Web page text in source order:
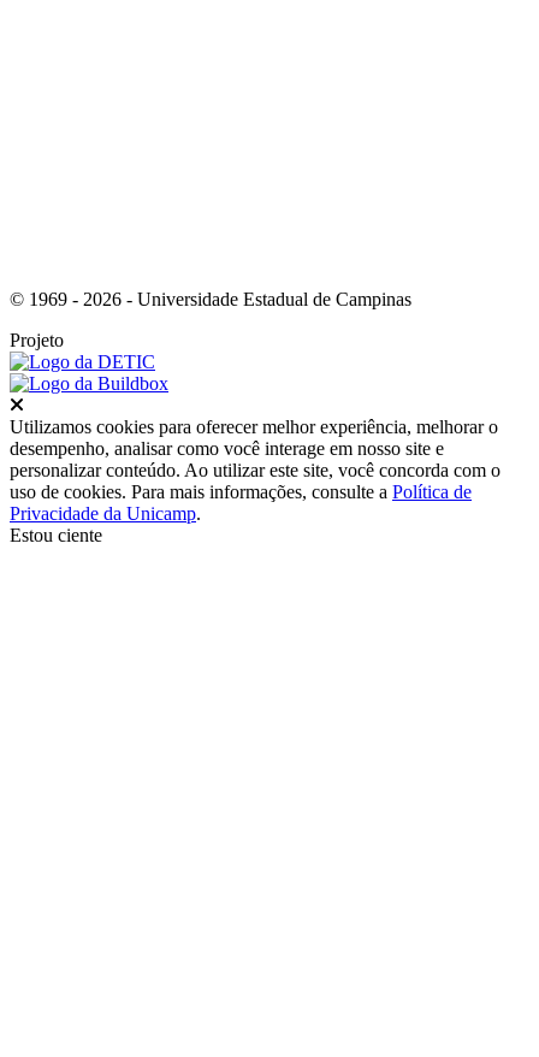
© 1969 - 2026 - Universidade Estadual de Campinas
Projeto
Utilizamos cookies para oferecer melhor experiência, melhorar o
desempenho, analisar como você interage em nosso site e
personalizar conteúdo. Ao utilizar este site, você concorda com o
uso de cookies. Para mais informações, consulte a Política de
Privacidade da Unicamp.
Estou ciente